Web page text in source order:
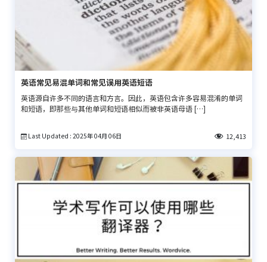
英语常见易混单词和常见误用英语短语
英语源自许多不同的语言和方言。因此，英语包含许多容易混淆的单词
和短语，即那些与其他单词和短语相似而被非英语母语 […]
Last Updated : 2025年 04月 06日 12,413